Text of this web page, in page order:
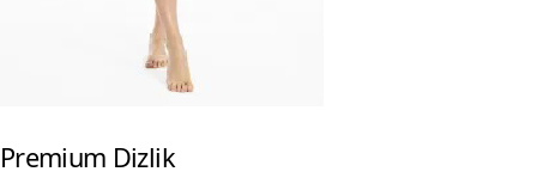
Premium Dizlik